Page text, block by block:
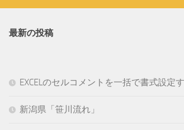
最新の投稿
EXCELのセルコメントを一括で書式設定
新潟県「笹川流れ」